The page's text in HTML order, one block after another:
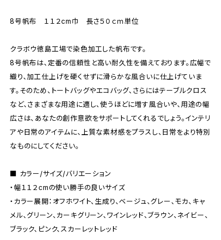
8号帆布 １１２cm巾 長さ５０ｃｍ単位
クラボウ徳島工場で染色加工した帆布です。
8号帆布は、定番の信頼性と高い耐久性を備えております。広幅で
織り、加工仕上げを硬くせずに滑らかな風合いに仕上げていま
す。そのため、トートバッグやエコバッグ、さらにはテーブルクロス
など、さまざまな用途に適し、使うほどに増す風合いや、用途の幅
広さは、あなたの創作意欲をサポートしてくれるでしょう。インテリ
アや日常のアイテムに、上質な素材感をプラスし、日常をより特別
なものにしてください。
■ カラー/サイズ/バリエーション
・幅１１２cmの使い勝手の良いサイズ
・カラー展開：オフホワイト、生成り、ベージュ、グレー、モカ、キャ
メル、グリーン、カーキグリーン、ワインレッド、ブラウン、ネイビー、
ブラック、ピンク、スカーレットレッド